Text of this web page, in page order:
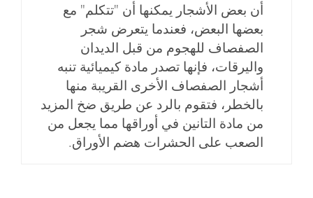
أن بعض الأشجار يمكنها أن "تتكلم" مع
بعضها البعض، فعندما يتعرض شجر
الصفصاف للهجوم من قبل الديدان
واليرقات، فإنها تصدر مادة كيميائية تنبه
أشجار الصفصاف الأخرى القريبة منها
بالخطر، فتقوم بالرد عن طريق ضخ المزيد
من مادة التانين في أوراقها مما يجعل من
الصعب على الحشرات هضم الأوراق.